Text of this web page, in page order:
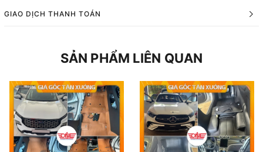
GIAO DỊCH THANH TOÁN
SẢN PHẨM LIÊN QUAN